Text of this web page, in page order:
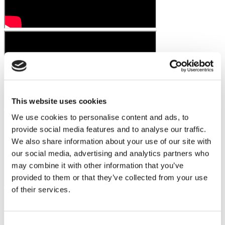
This website uses cookies
We use cookies to personalise content and ads, to
provide social media features and to analyse our traffic.
We also share information about your use of our site with
our social media, advertising and analytics partners who
may combine it with other information that you’ve
provided to them or that they’ve collected from your use
of their services.